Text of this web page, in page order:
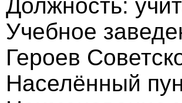
Должность:
Учебное
Героев
Населённый